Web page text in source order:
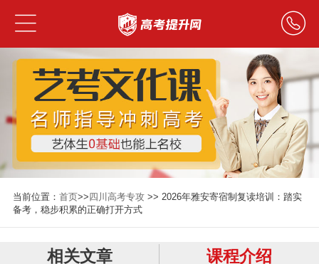
当前位置： 首页>>四川高考专攻>> 2026年雅安寄宿制复读培训：踏实
备考，稳步积累的正确打开方式
相关文章 课程介绍